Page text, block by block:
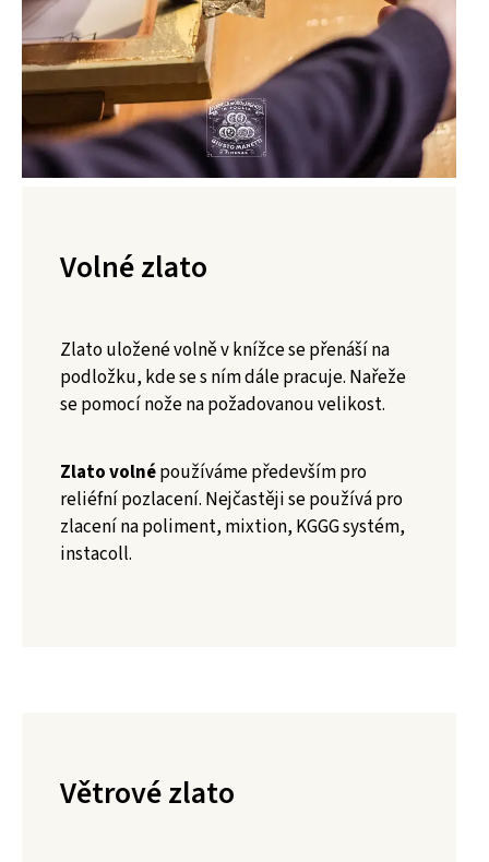
Volné zlato
Zlato uložené volně v knížce se přenáší na
podložku, kde se s ním dále pracuje. Nařeže
se pomocí nože na požadovanou velikost.
Zlato volnépoužíváme především pro
reliéfní pozlacení. Nejčastěji se používá pro
zlacení na poliment, mixtion, KGGG systém,
instacoll.
Větrové zlato